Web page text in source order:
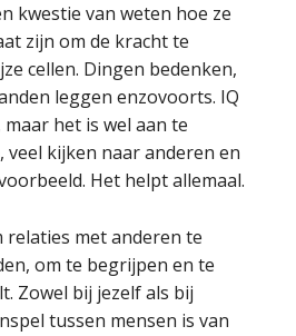
kwestie van weten hoe ze
zijn om de kracht te
cellen. Dingen bedenken,
leggen enzovoorts. IQ
het is wel aan te
veel kijken naar anderen en
Het helpt allemaal.
relaties met anderen te
om te begrijpen en te
Zowel bij jezelf als bij
tussen mensen is van